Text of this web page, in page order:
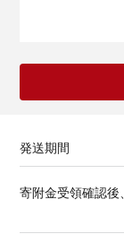
発送期間
寄附金受領確認後